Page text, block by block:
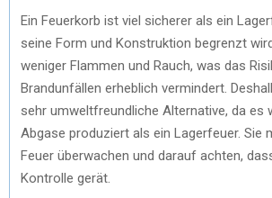
Ein Feuerkorb ist viel sicherer als ein
seine Form und Konstruktion begrenzt
weniger Flammen und Rauch, was das
Brandunfällen erheblich vermindert.
sehr umweltfreundliche Alternative, da es
Abgase produziert als ein Lagerfeuer. Sie
Feuer überwachen und darauf achten,
Kontrolle gerät.